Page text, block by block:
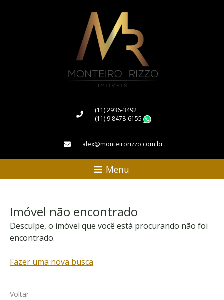
(11) 2936-3492
(11) 9 8478-6155
alex@monteirorizzo.com.br
Menu
Imóvel não encontrado
Desculpe, o imóvel que você está procurando não foi
encontrado.
Fazer uma nova busca
Voltar